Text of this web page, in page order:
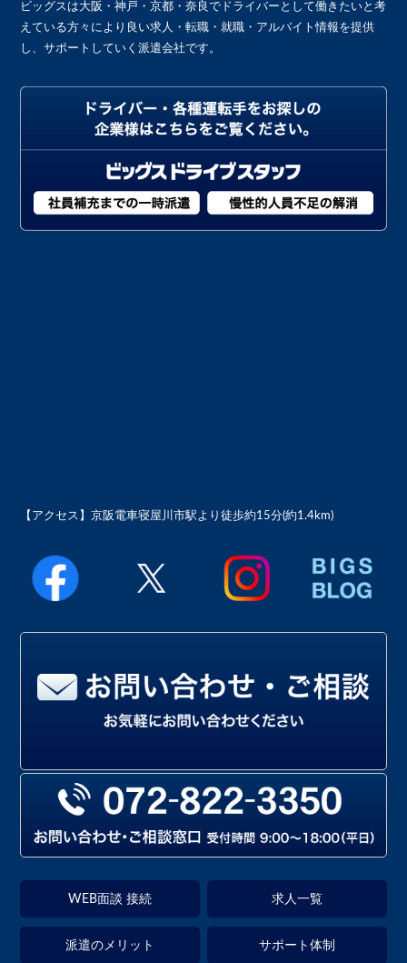
ビッグスは大阪・神戸・京都・奈良でドライバーとして働きたいと考
えている方々により良い求人・転職・就職・アルバイト情報を提供
し、サポートしていく派遣会社です。
【アクセス】京阪電車寝屋川市駅より徒歩約15分(約1.4km)
WEB面談 接続 求人一覧
派遣のメリット サポート体制